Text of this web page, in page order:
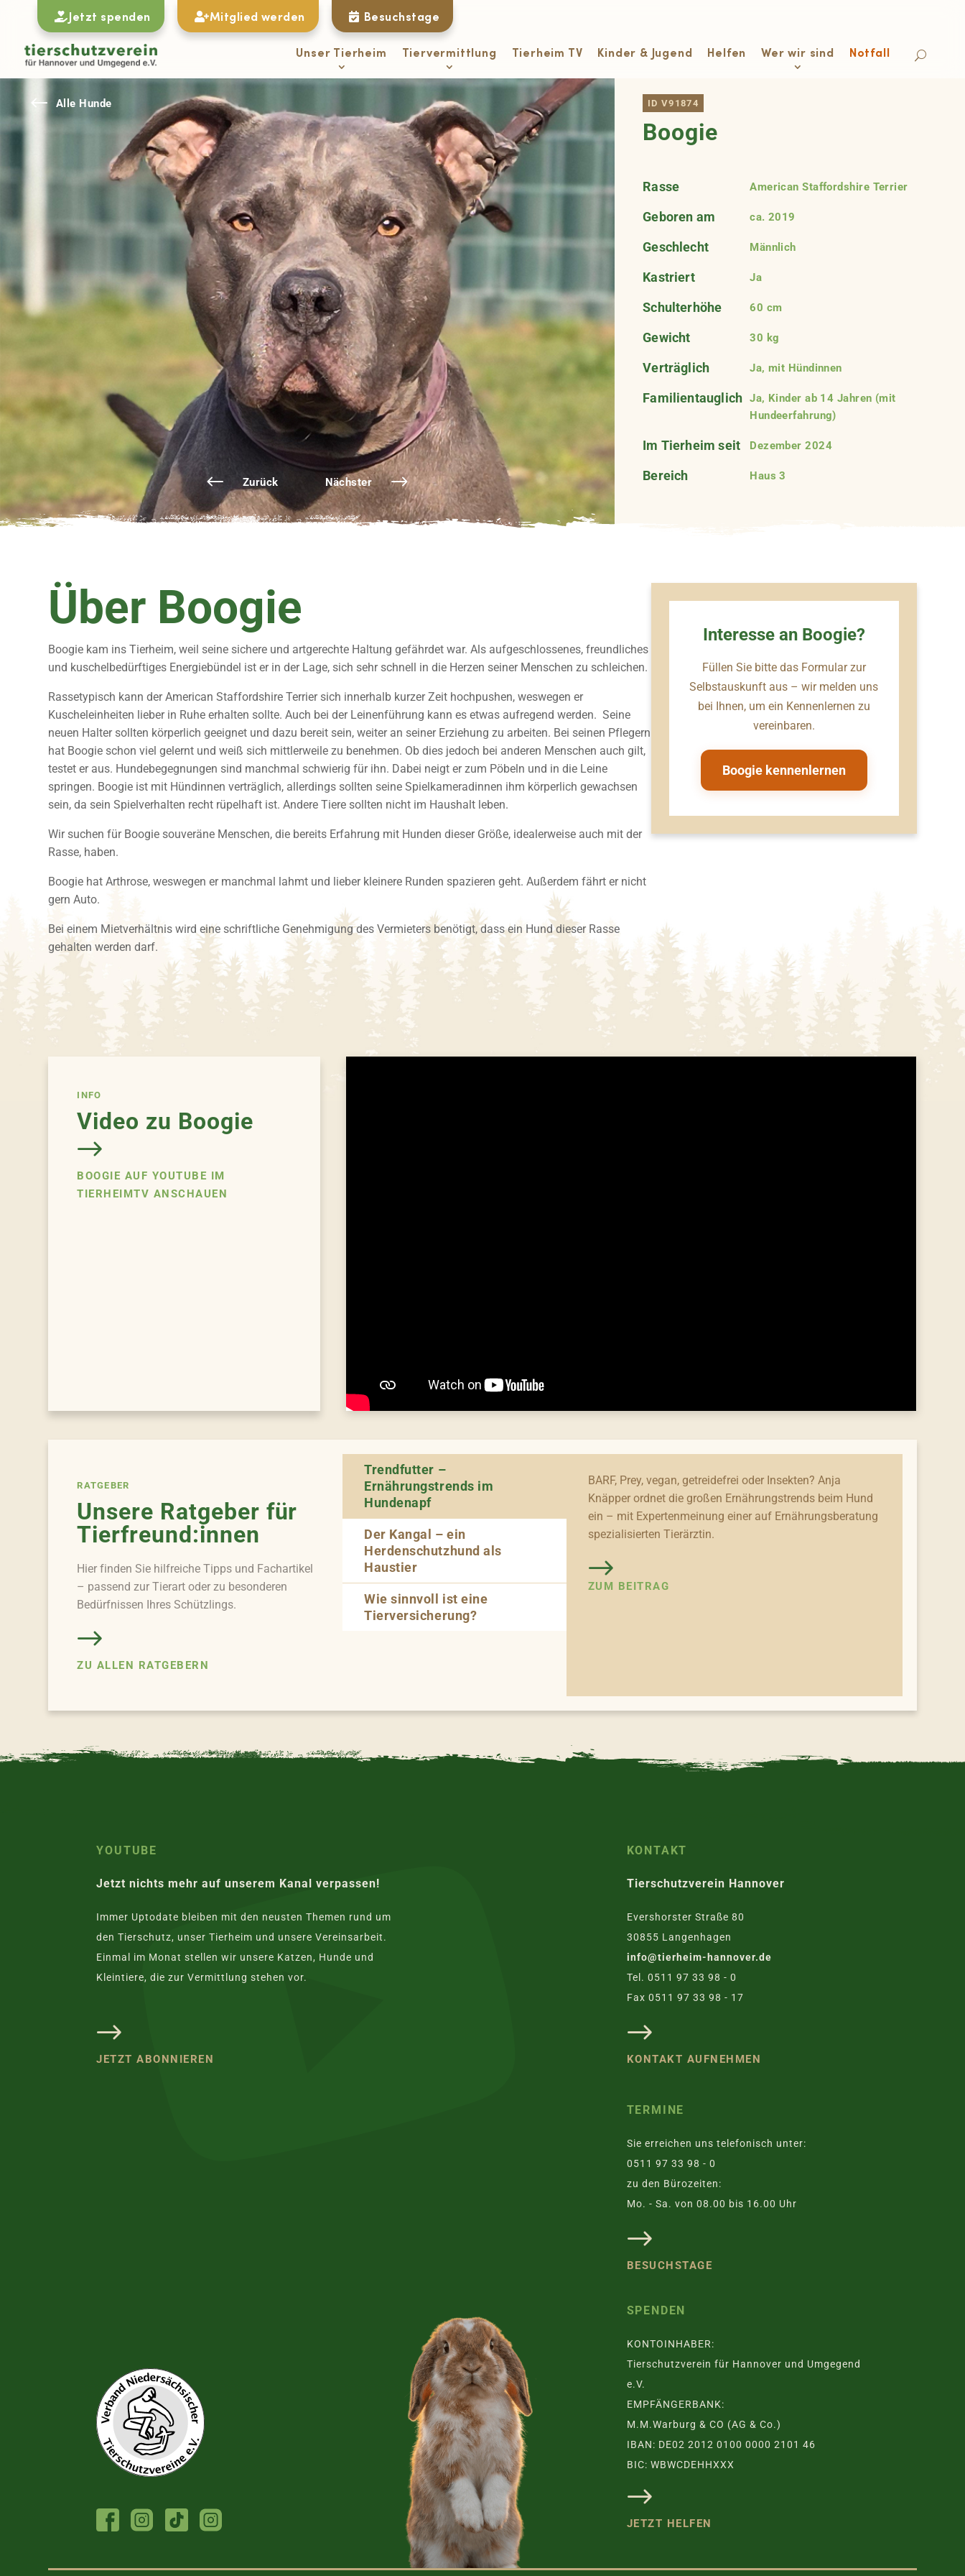
Jetzt spenden Mitglied werden Besuchstage
Unser Tierheim Tiervermittlung Tierheim TV Kinder & Jugend Helfen Wer wir sind Notfall
Zurück Nächster
# Alle Hunde ID V91874
Boogie
Rasse American Staffordshire Terrier
Geboren am ca. 2019
Geschlecht Männlich
Kastriert Ja
Schulterhöhe 60 cm
Gewicht 30 kg
Verträglich Ja, mit Hündinnen
Familientauglich Ja, Kinder ab 14 Jahren (mit
Hundeerfahrung)
Im Tierheim seit Dezember 2024
Bereich Haus 3
Über Boogie
Boogie kam ins Tierheim, weil seine sichere und artgerechte Haltung gefährdet war. Als aufgeschlossenes, freundliches
und kuschelbedürftiges Energiebündel ist er in der Lage, sich sehr schnell in die Herzen seiner Menschen zu schleichen.
Rassetypisch kann der American Staffordshire Terrier sich innerhalb kurzer Zeit hochpushen, weswegen er
Kuscheleinheiten lieber in Ruhe erhalten sollte. Auch bei der Leinenführung kann es etwas aufregend werden. Seine
neuen Halter sollten körperlich geeignet und dazu bereit sein, weiter an seiner Erziehung zu arbeiten. Bei seinen Pflegern
hat Boogie schon viel gelernt und weiß sich mittlerweile zu benehmen. Ob dies jedoch bei anderen Menschen auch gilt,
testet er aus. Hundebegegnungen sind manchmal schwierig für ihn. Dabei neigt er zum Pöbeln und in die Leine
springen. Boogie ist mit Hündinnen verträglich, allerdings sollten seine Spielkameradinnen ihm körperlich gewachsen
sein, da sein Spielverhalten recht rüpelhaft ist. Andere Tiere sollten nicht im Haushalt leben.
Wir suchen für Boogie souveräne Menschen, die bereits Erfahrung mit Hunden dieser Größe, idealerweise auch mit der
Rasse, haben.
Boogie hat Arthrose, weswegen er manchmal lahmt und lieber kleinere Runden spazieren geht. Außerdem fährt er nicht
gern Auto.
Bei einem Mietverhältnis wird eine schriftliche Genehmigung des Vermieters benötigt, dass ein Hund dieser Rasse
gehalten werden darf.
Interesse an Boogie?
Füllen Sie bitte das Formular zur
Selbstauskunft aus – wir melden uns
bei Ihnen, um ein Kennenlernen zu
vereinbaren.
Boogie kennenlernen
INFO
Video zu Boogie
BOOGIE AUF YOUTUBE IM
TIERHEIMTV ANSCHAUEN
RATGEBER
Unsere Ratgeber für
Tierfreund:innen
Hier finden Sie hilfreiche Tipps und Fachartikel
– passend zur Tierart oder zu besonderen
Bedürfnissen Ihres Schützlings.
ZU ALLEN RATGEBERN
Trendfutter –
Ernährungstrends im
Hundenapf
Der Kangal – ein
Herdenschutzhund als
Haustier
Wie sinnvoll ist eine
Tierversicherung?
BARF, Prey, vegan, getreidefrei oder Insekten? Anja
Knäpper ordnet die großen Ernährungstrends beim Hund
ein – mit Expertenmeinung einer auf Ernährungsberatung
spezialisierten Tierärztin.
ZUM BEITRAG
YOUTUBE
Jetzt nichts mehr auf unserem Kanal verpassen!
Immer Uptodate bleiben mit den neusten Themen rund um
den Tierschutz, unser Tierheim und unsere Vereinsarbeit.
Einmal im Monat stellen wir unsere Katzen, Hunde und
Kleintiere, die zur Vermittlung stehen vor.
JETZT ABONNIEREN
KONTAKT
Tierschutzverein Hannover
Evershorster Straße 80
30855 Langenhagen
info@tierheim-hannover.de
Tel. 0511 97 33 98 - 0
Fax 0511 97 33 98 - 17
KONTAKT AUFNEHMEN
FACEBOOKINSTAGRAM
TIERHEIM
TIKTOK
JUGENDTIERSCHUTZGRUPPE
TERMINE
Sie erreichen uns telefonisch unter:
0511 97 33 98 - 0
zu den Bürozeiten:
Mo. - Sa. von 08.00 bis 16.00 Uhr
BESUCHSTAGE
SPENDEN
KONTOINHABER:
Tierschutzverein für Hannover und Umgegend
e.V.
EMPFÄNGERBANK:
M.M.Warburg & CO (AG & Co.)
IBAN: DE02 2012 0100 0000 2101 46
BIC: WBWCDEHHXXX
JETZT HELFEN